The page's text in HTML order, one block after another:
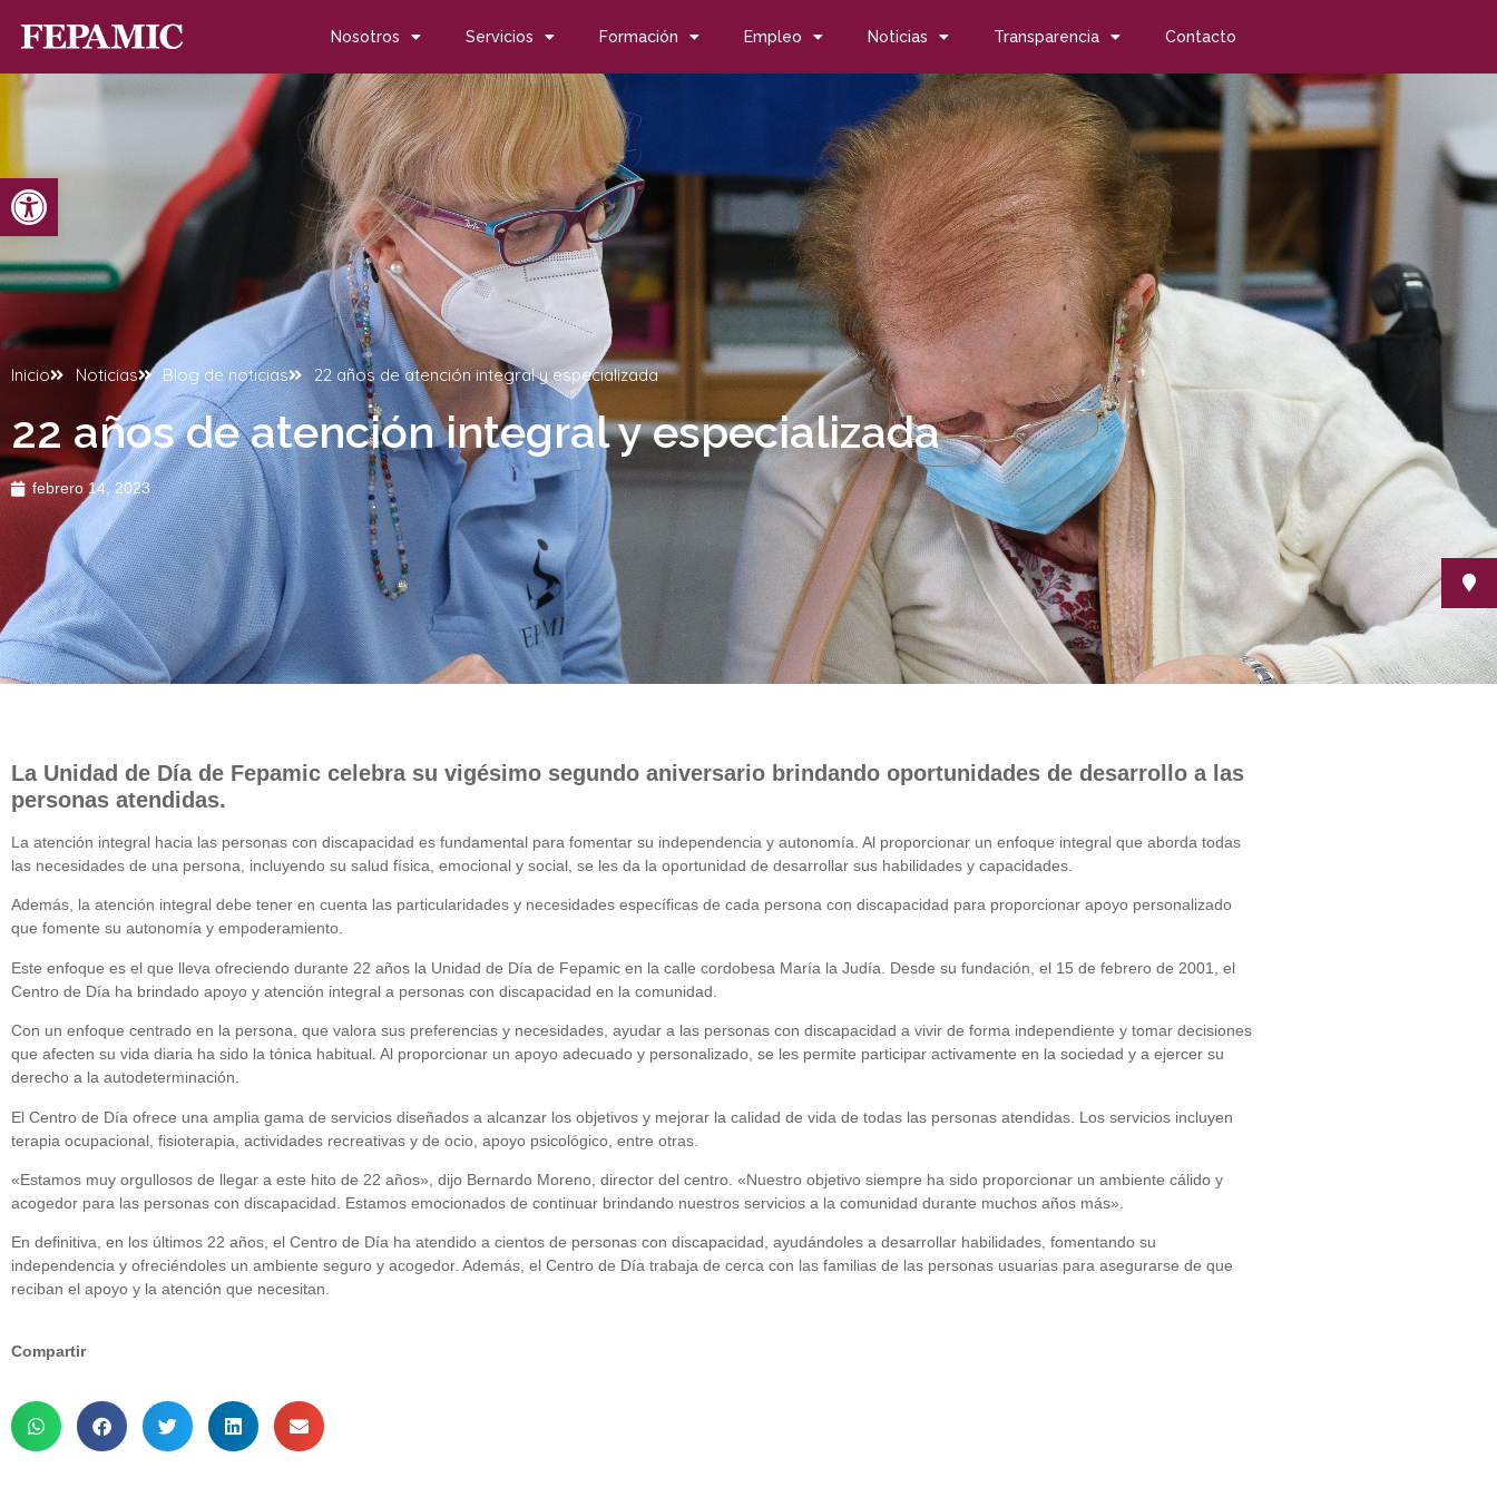
Abrir barra de herramientas
Nosotros Servicios Formación Empleo Noticias Transparencia Contacto
Inicio Noticias Blog de noticias 22 años de atención integral y especializada
22 años de atención integral y especializada
febrero 14, 2023
La Unidad de Día de Fepamic celebra su vigésimo segundo aniversario brindando oportunidades de desarrollo a las
personas atendidas.
La atención integral hacia las personas con discapacidad es fundamental para fomentar su independencia y autonomía. Al proporcionar un enfoque integral que aborda todas
las necesidades de una persona, incluyendo su salud física, emocional y social, se les da la oportunidad de desarrollar sus habilidades y capacidades.
Además, la atención integral debe tener en cuenta las particularidades y necesidades específicas de cada persona con discapacidad para proporcionar apoyo personalizado
que fomente su autonomía y empoderamiento.
Este enfoque es el que lleva ofreciendo durante 22 años la Unidad de Día de Fepamic en la calle cordobesa María la Judía. Desde su fundación, el 15 de febrero de 2001, el
Centro de Día ha brindado apoyo y atención integral a personas con discapacidad en la comunidad.
Con un enfoque centrado en la persona, que valora sus preferencias y necesidades, ayudar a las personas con discapacidad a vivir de forma independiente y tomar decisiones
que afecten su vida diaria ha sido la tónica habitual. Al proporcionar un apoyo adecuado y personalizado, se les permite participar activamente en la sociedad y a ejercer su
derecho a la autodeterminación.
El Centro de Día ofrece una amplia gama de servicios diseñados a alcanzar los objetivos y mejorar la calidad de vida de todas las personas atendidas. Los servicios incluyen
terapia ocupacional, fisioterapia, actividades recreativas y de ocio, apoyo psicológico, entre otras.
«Estamos muy orgullosos de llegar a este hito de 22 años», dijo Bernardo Moreno, director del centro. «Nuestro objetivo siempre ha sido proporcionar un ambiente cálido y
acogedor para las personas con discapacidad. Estamos emocionados de continuar brindando nuestros servicios a la comunidad durante muchos años más».
En definitiva, en los últimos 22 años, el Centro de Día ha atendido a cientos de personas con discapacidad, ayudándoles a desarrollar habilidades, fomentando su
independencia y ofreciéndoles un ambiente seguro y acogedor. Además, el Centro de Día trabaja de cerca con las familias de las personas usuarias para asegurarse de que
reciban el apoyo y la atención que necesitan.
Compartir